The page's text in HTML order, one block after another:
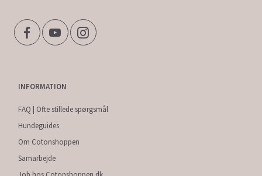
INFORMATION
FAQ | Ofte stillede spørgsmål
Hundeguides
Om Cotonshoppen
Samarbejde